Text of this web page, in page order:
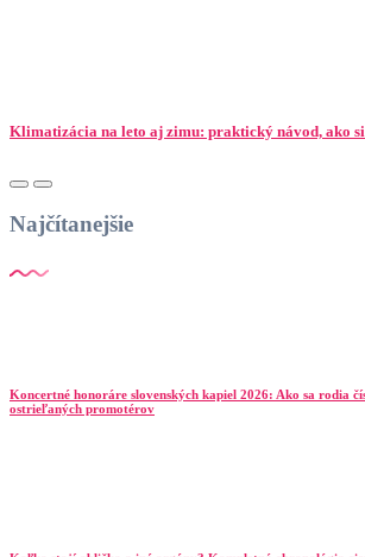
Klimatizácia na leto aj zimu: praktický návod, ako
Najčítanejšie
Koncertné honoráre slovenských kapiel 2026: Ako sa rodia
ostrieľaných promotérov